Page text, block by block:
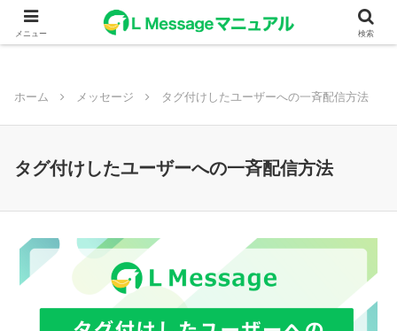
ホーム メッセージ タグ付けしたユーザーへの一斉配信方法
タグ付けしたユーザーへの一斉配信方法
メニュー 検索